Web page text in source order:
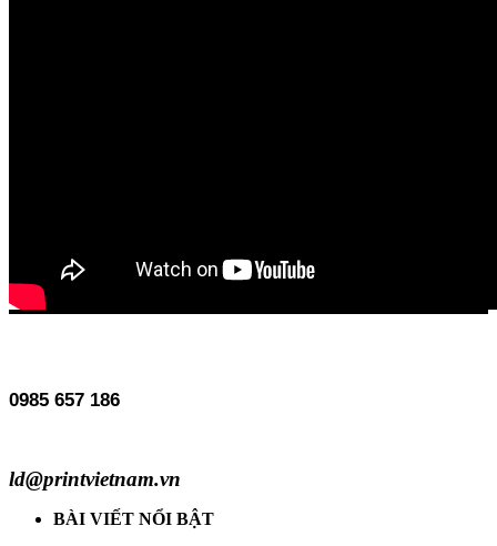
0985 657 186
ld@printvietnam.vn
BÀI VIẾT NỔI BẬT